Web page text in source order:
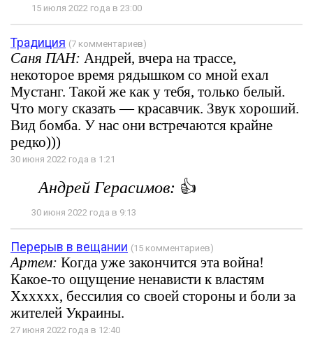
15 июля 2022 года в 23:00
Традиция (7 комментариев)
Саня ПАН: Андрей, вчера на трассе,
некоторое время рядышком со мной ехал
Мустанг. Такой же как у тебя, только белый.
Что могу сказать — красавчик. Звук хороший.
Вид бомба. У нас они встречаются крайне
редко)))
30 июня 2022 года в 1:21
Андрей Герасимов: 👍
30 июня 2022 года в 9:13
Перерыв в вещании (15 комментариев)
Артем: Когда уже закончится эта война!
Какое-то ощущение ненависти к властям
Xxxxxx, бессилия со своей стороны и боли за
жителей Украины.
27 июня 2022 года в 12:40